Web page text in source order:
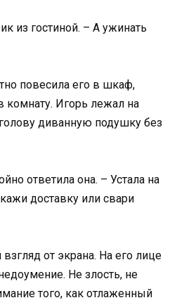
из гостиной. – А ужинать
повесила его в шкаф,
Игорь лежал на
диванную подушку без
ответила она. – Устала на
доставку или свари
от экрана. На его лице
Не злость, не
того, как отлаженный